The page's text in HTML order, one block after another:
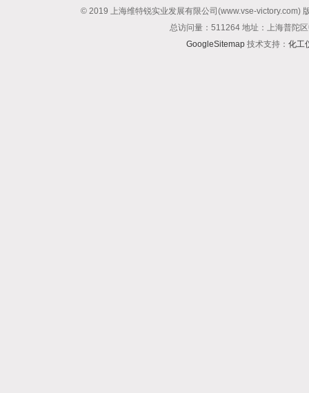
© 2019 上海维特锐实业发展有限公司(www.vse-victory.com)
总访问量：511264 地址：上海普陀
GoogleSitemap 技术支持： 化工